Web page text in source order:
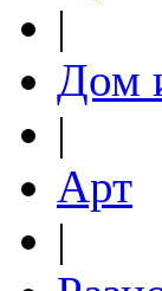
|
Дом
|
Арт
|